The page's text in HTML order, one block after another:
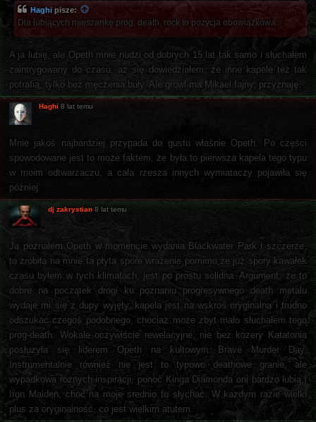
Haghi pisze:
Dla lubiących mieszankę prog, death, rock to pozycja obowiązkowa.
A ja lubię, ale Opeth mnie nudzi od dobrych 15 lat tak samo i słuchałem
zaintrygowany do czasu, aż się dowiedziałem, że inne kapele też tak
potrafią, tylko bez męczenia buły. Ale growl ma Mikael fajny, przyznaję.
Haghi 8 lat temu
Mnie jakoś najbardziej przypada do gustu właśnie Opeth. Po części
spowodowane jest to może faktem, że była to pierwsza kapela tego typu
w moim odtwarzaczu, a cała rzesza innych wymiataczy pojawiła się
później.
dj zakrystian 8 lat temu
Ja poznałem Opeth w momencie wydania Blackwater Park i szczerze,
to zrobiła na mnie ta płyta spore wrażenie pomimo,że już spory kawałek
czasu byłem w tych klimatach, jest po prostu solidna. Argument, że to
dobre na początek drogi ku poznaniu progresywnego death metalu
wydaje mi się z dupy wyjęty, kapela jest na wskroś oryginalna i trudno
odszukać czegoś podobnego, chociaż może zbyt mało słuchałem tego
prog-death. Wokale oczywiście rewelacyjne, nie bez kozery Katatonia
posłuzyła się liderem Opeth na kultowym Brave Murder Day.
Instrumentalnie również nie jest to typowo deathowe granie, ale
wypadkowa różnych inspiracji, ponoć Kinga Diamonda oni bardzo lubią i
Iron Maiden, choć na moje srednio to słychać. W kazdym razie wielki
plus za oryginalność, co jest wielkim atutem.